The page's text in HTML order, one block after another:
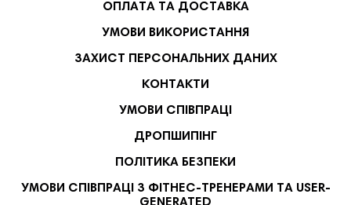
ОПЛАТА ТА ДОСТАВКА
УМОВИ ВИКОРИСТАННЯ
ЗАХИСТ ПЕРСОНАЛЬНИХ ДАНИХ
КОНТАКТИ
УМОВИ СПІВПРАЦІ
ДРОПШИПІНГ
ПОЛІТИКА БЕЗПЕКИ
УМОВИ СПІВПРАЦІ З ФІТНЕС-ТРЕНЕРАМИ ТА USER-